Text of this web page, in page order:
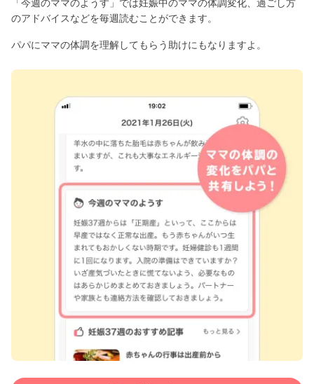
「今週のママのようす」では妊娠中のママの体調変化、過ごし方
のアドバイスなどを毎週読むことができます。
パパにママの体調を理解してもらう助けにもなりますよ。